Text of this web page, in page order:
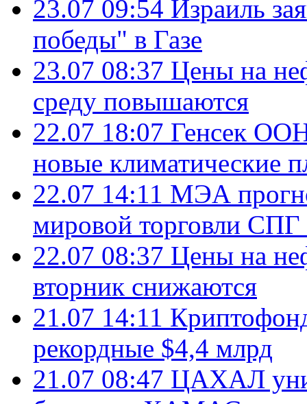
23.07 09:54 Израиль
победы" в Газе
23.07 08:37 Цены на
среду повышаются
22.07 18:07 Генсек ООН
новые климатические
22.07 14:11 МЭА
мировой торговли СПГ
22.07 08:37 Цены на
вторник снижаются
21.07 14:11
рекордные $4,4 млрд
21.07 08:47 ЦАХАЛ